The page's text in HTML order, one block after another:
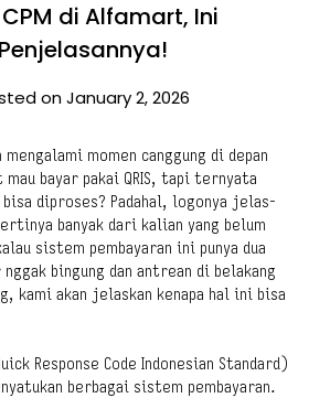
CPM di Alfamart, Ini
Penjelasannya!
on January 2, 2026
momen canggung di depan
bayar pakai QRIS, tapi ternyata
diproses? Padahal, logonya jelas-
banyak dari kalian yang belum
sistem pembayaran ini punya dua
bingung dan antrean di belakang
kami akan jelaskan kenapa hal ini bisa
Response Code Indonesian Standard)
berbagai sistem pembayaran.